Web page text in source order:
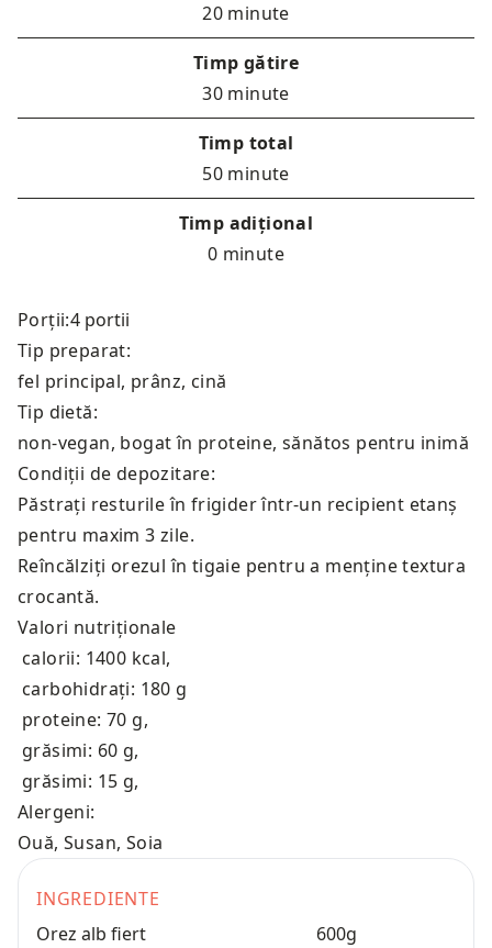
20 minute
Timp gătire
30 minute
Timp total
50 minute
Timp adițional
0 minute
Porții:
Tip preparat:
fel principal, prânz, cină
Tip dietă:
non-vegan, bogat în proteine, sănătos pentru inimă
Condiții de depozitare:
Păstrați resturile în frigider într-un recipient etanș
pentru maxim 3 zile.
Reîncălziți orezul în tigaie pentru a menține textura
crocantă.
Valori nutriționale
calorii: 1400 kcal,
carbohidrați: 180 g
proteine: 70 g,
grăsimi: 60 g,
grăsimi: 15 g,
Alergeni:
Ouă, Susan, Soia
INGREDIENTE
Orez alb fiert
600g